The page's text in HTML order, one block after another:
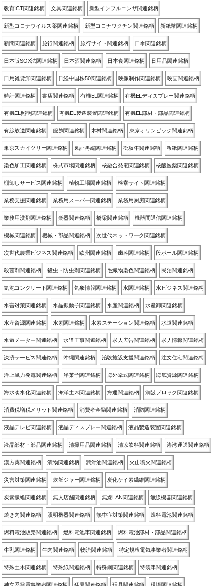
教育ICT関連銘柄 文具関連銘柄 新型インフルエンザ関連銘柄
新型コロナウイルス薬関連銘柄 新型コロナワクチン関連銘柄 新紙幣関連銘柄
新聞関連銘柄 旅行関連銘柄 旅行サイト関連銘柄 日傘関連銘柄
日本版SOX法関連銘柄 日本酒関連銘柄 日本食関連銘柄 日用品関連銘柄
日用雑貨卸関連銘柄 日経中国株50関連銘柄 映像制作関連銘柄 映画関連銘柄
時計関連銘柄 書店関連銘柄 有機EL関連銘柄 有機ELディスプレー関連銘柄
有機EL照明関連銘柄 有機EL製造装置関連銘柄 有機EL部材・部品関連銘柄
有線放送関連銘柄 服飾関連銘柄 木材関連銘柄 東京オリンピック関連銘柄
東京スカイツリー関連銘柄 東証再編関連銘柄 松坂牛関連銘柄 板紙関連銘柄
染色加工関連銘柄 株式市場関連銘柄 核融合発電関連銘柄 核酸医薬関連銘柄
棚卸しサービス関連銘柄 植物工場関連銘柄 検索サイト関連銘柄
業務支援関連銘柄 業務用スーパー関連銘柄 業務用厨房関連銘柄
業務用洗剤関連銘柄 楽器関連銘柄 橋梁関連銘柄 機器間通信関連銘柄
機械関連銘柄 機械・部品関連銘柄 次世代ネットワーク関連銘柄
次世代農業ビジネス関連銘柄 欧州関連銘柄 歯科関連銘柄 段ボール関連銘柄
殺菌剤関連銘柄 殺虫・防虫剤関連銘柄 毛織物染色関連銘柄 民泊関連銘柄
気泡コンクリート関連銘柄 気象情報関連銘柄 水関連銘柄 水ビジネス関連銘柄
水害対策関連銘柄 水晶振動子関連銘柄 水産関連銘柄 水産卸関連銘柄
水産資源関連銘柄 水素関連銘柄 水素ステーション関連銘柄 水道関連銘柄
水道メーター関連銘柄 水道工事関連銘柄 求人広告関連銘柄 求人情報関連銘柄
決済サービス関連銘柄 沖縄関連銘柄 治験施設支援関連銘柄 注文住宅関連銘柄
洋上風力発電関連銘柄 洋菓子関連銘柄 海外挙式関連銘柄 海底資源関連銘柄
海水淡水化関連銘柄 海洋土木関連銘柄 海運関連銘柄 消波ブロック関連銘柄
消費税増税メリット関連銘柄 消費者金融関連銘柄 消防関連銘柄
液晶テレビ関連銘柄 液晶ディスプレー関連銘柄 液晶製造装置関連銘柄
液晶部材・部品関連銘柄 清掃用品関連銘柄 清涼飲料関連銘柄 港湾運送関連銘柄
漢方薬関連銘柄 漬物関連銘柄 潤滑油関連銘柄 火山噴火関連銘柄
災害対策関連銘柄 炊飯ジャー関連銘柄 炭化ケイ素繊維関連銘柄
炭素繊維関連銘柄 無人店舗関連銘柄 無線LAN関連銘柄 無線機器関連銘柄
焼き肉関連銘柄 照明機器関連銘柄 熱中症対策関連銘柄 燃料電池関連銘柄
燃料電池販売関連銘柄 燃料電池車関連銘柄 燃料電池部材・部品関連銘柄
牛乳関連銘柄 牛肉関連銘柄 物流関連銘柄 特定規模電気事業者関連銘柄
特殊土木関連銘柄 特殊紙関連銘柄 特殊鋼関連銘柄 特装車関連銘柄
独立系発電事業者関連銘柄 猛暑関連銘柄 玩具関連銘柄 環境関連銘柄